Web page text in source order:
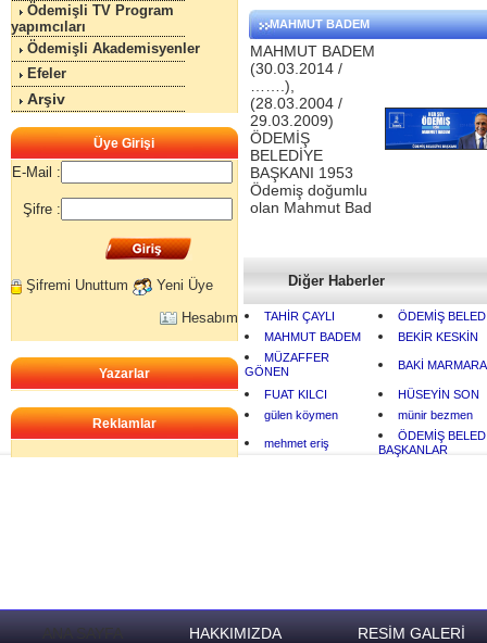
Ödemişli TV Program
yapımcıları
Ödemişli Akademisyenler
Efeler
Arşiv
Üye Girişi
E-Mail :
Şifre :
Şifremi Unuttum
Yeni Üye
Hesabım
Yazarlar
Reklamlar
MAHMUT BADEM
MAHMUT BADEM
(30.03.2014 /
…….),
(28.03.2004 /
29.03.2009)
ÖDEMİŞ
BELEDİYE
BAŞKANI 1953
Ödemiş doğumlu
olan Mahmut Bad
Diğer Haberler
TAHİR ÇAYLI
ÖDEMİŞ
MAHMUT BADEM
BEKİR KESKİN
MÜZAFFER
GÖNEN BAKİ MARMARA
FUAT KILCI
HÜSEYİN SON
gülen köymen
münir bezmen
mehmet eriş
ÖDEMİŞ
BAŞKANLAR
ANA SAYFA HAKKIMIZDA RESİM GALERİ